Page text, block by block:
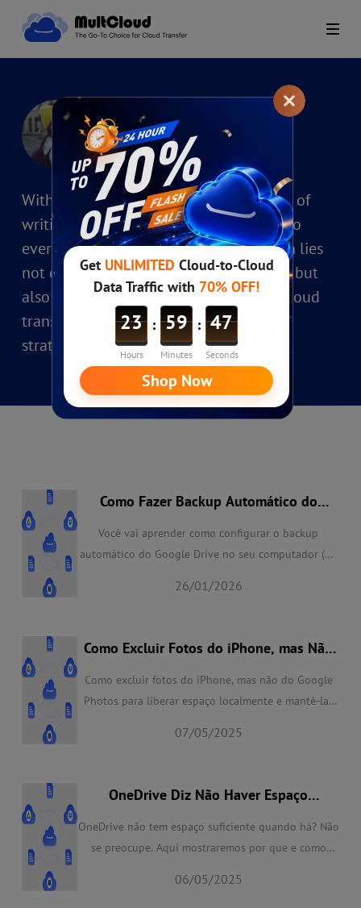
Vera
Posição: Colunista
With many years immersed in the world of
writing, I bring a wealth of experience to
every project I undertake. My dedication lies
not only in crafting compelling content but
also in sharing invaluable insights on cloud
transfer, synchronization, and backup
strategies.
Como Fazer Backup Automático do
Você vai aprender como configurar o backup
automático do Google Drive no seu computador (PC
Dropbox e outros serviços de armazenamento em
nuvem gratuito acessível pela internet.
26/01/2026
Como Excluir Fotos do iPhone, mas Não
Como excluir fotos do iPhone, mas não do Google
Photos para liberar espaço localmente e mantê-las
etapas simples.
07/05/2025
OneDrive Diz Não Haver Espaço
Resolver
OneDrive não tem espaço suficiente quando há? Não
se preocupe. Aqui mostraremos por que e como
suficiente, mas há em 5 maneiras eficazes e um guia
06/05/2025